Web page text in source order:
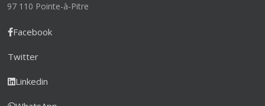
97 110 Pointe-à-Pitre
Facebook
Twitter
Linkedin